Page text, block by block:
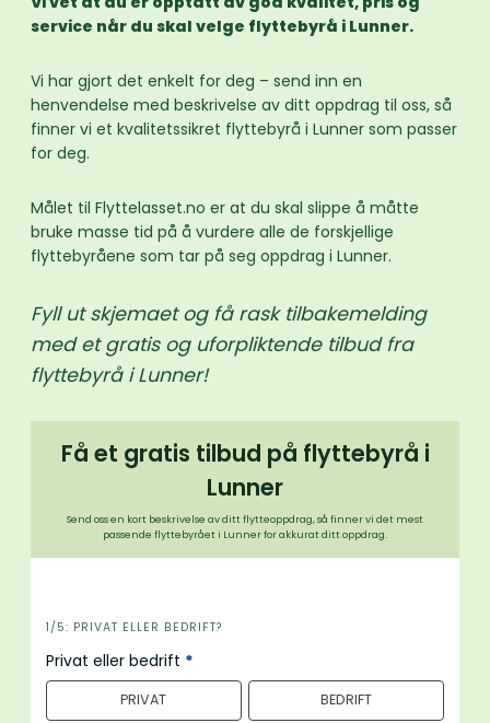
service når du skal velge flyttebyrå i Lunner.
Vi har gjort det enkelt for deg – send inn en
henvendelse med beskrivelse av ditt oppdrag til oss, så
finner vi et kvalitetssikret flyttebyrå i Lunner som passer
for deg.
Målet til Flyttelasset.no er at du skal slippe å måtte
bruke masse tid på å vurdere alle de forskjellige
flyttebyråene som tar på seg oppdrag i Lunner.
Fyll ut skjemaet og få rask tilbakemelding
med et gratis og uforpliktende tilbud fra
flyttebyrå i Lunner!
Få et gratis tilbud på flyttebyrå i
Lunner
Send oss en kort beskrivelse av ditt flytteoppdrag, så finner vi det mest
passende flyttebyrået i Lunner for akkurat ditt oppdrag.
i
n
n
1/5: PRIVAT ELLER BEDRIFT?
Privat eller bedrift *
PRIVAT BEDRIFT